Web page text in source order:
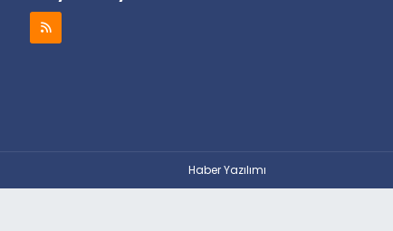
Haber Yazılımı